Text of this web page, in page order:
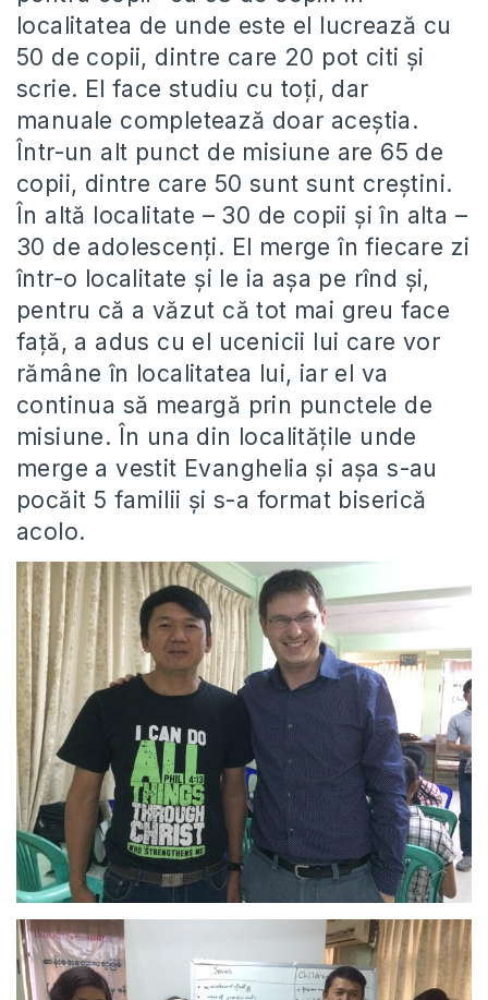
localitatea de unde este el lucrează cu
50 de copii, dintre care 20 pot citi și
scrie. El face studiu cu toți, dar
manuale completează doar aceștia.
Într-un alt punct de misiune are 65 de
copii, dintre care 50 sunt sunt creștini.
În altă localitate – 30 de copii și în alta –
30 de adolescenți. El merge în fiecare zi
într-o localitate și le ia așa pe rînd și,
pentru că a văzut că tot mai greu face
față, a adus cu el ucenicii lui care vor
rămâne în localitatea lui, iar el va
continua să meargă prin punctele de
misiune. În una din localitățile unde
merge a vestit Evanghelia și așa s-au
pocăit 5 familii și s-a format biserică
acolo.